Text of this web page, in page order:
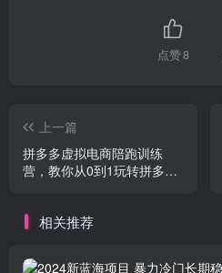
点赞8
上一篇
拼多多虚拟电商陪跑训练
营，教你从0到1玩转拼多多
相关推荐